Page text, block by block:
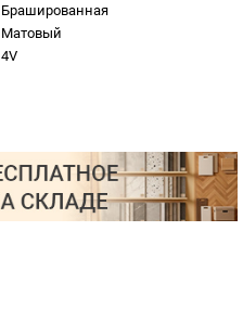
Брашированная
Матовый
4V